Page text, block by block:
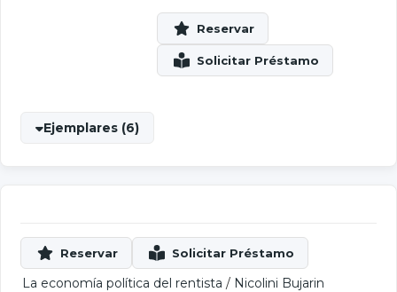
Ejemplares (6)
La economía política del rentista / Nicolini Bujarin